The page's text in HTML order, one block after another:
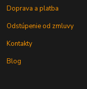
Doprava a platba
Odstúpenie od zmluvy
Kontakty
Blog